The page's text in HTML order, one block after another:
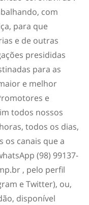
com
para que
e de outras
presididas
para as
e melhor
e
todos nossos
todos os dias,
os canais que a
(98) 99137-
, pelo perfil
e Twitter), ou,
disponível